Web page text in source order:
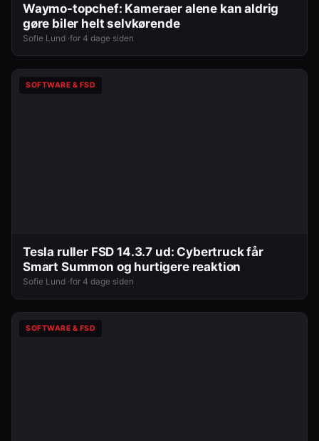
Waymo-topchef: Kameraer alene kan aldrig
gøre biler helt selvkørende
Sofie Lund ·for 4 dage siden
SOFTWARE & FSD
Tesla ruller FSD 14.3.7 ud: Cybertruck får
Smart Summon og hurtigere reaktion
Sofie Lund ·for 4 dage siden
SOFTWARE & FSD